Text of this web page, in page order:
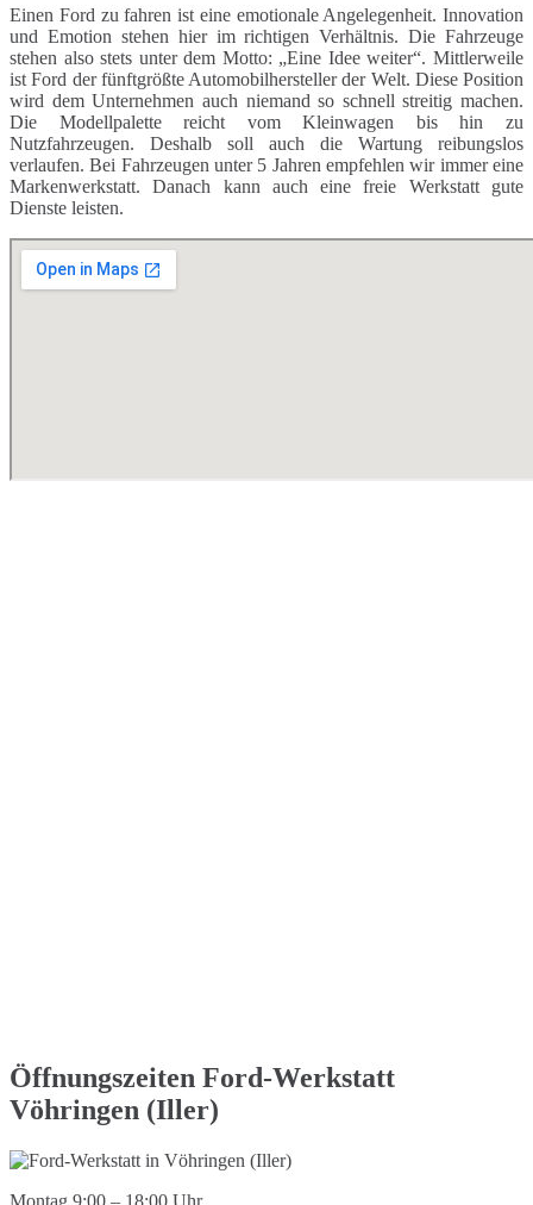
Einen Ford zu fahren ist eine emotionale Angelegenheit. Innovation
und Emotion stehen hier im richtigen Verhältnis. Die Fahrzeuge
stehen also stets unter dem Motto: „Eine Idee weiter“. Mittlerweile
ist Ford der fünftgrößte Automobilhersteller der Welt. Diese Position
wird dem Unternehmen auch niemand so schnell streitig machen.
Die Modellpalette reicht vom Kleinwagen bis hin zu
Nutzfahrzeugen. Deshalb soll auch die Wartung reibungslos
verlaufen. Bei Fahrzeugen unter 5 Jahren empfehlen wir immer eine
Markenwerkstatt. Danach kann auch eine freie Werkstatt gute
Dienste leisten.
Öffnungszeiten Ford-Werkstatt
Vöhringen (Iller)